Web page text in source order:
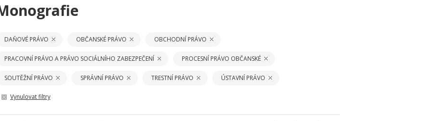
DAŇOVÉ PRÁVO OBČANSKÉ PRÁVO OBCHODNÍ PRÁVO
PRACOVNÍ PRÁVO A PRÁVO SOCIÁLNÍHO ZABEZPEČENÍ PROCESNÍ PRÁVO OBČANSKÉ
SOUTĚŽNÍ PRÁVO SPRÁVNÍ PRÁVO TRESTNÍ PRÁVO ÚSTAVNÍ PRÁVO
Vynulovat filtry